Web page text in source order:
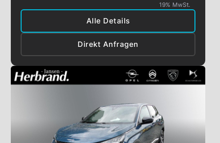
Alle Details
Direkt Anfragen
19% MwSt.